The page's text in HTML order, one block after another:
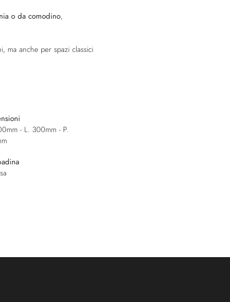
o da comodino,
ma anche per spazi classici
- L. 300mm - P.